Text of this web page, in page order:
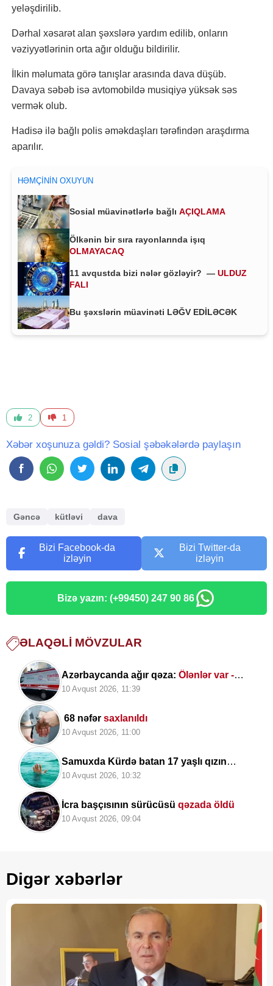
yeləşdirilib.
Dərhal xəsarət alan şəxslərə yardım edilib, onların
vəziyyətlərinin orta ağır olduğu bildirilir.
İlkin məlumata görə tanışlar arasında dava düşüb.
Davaya səbəb isə avtomobildə musiqiyə yüksək səs
vermək olub.
Hadisə ilə bağlı polis əməkdaşları tərəfindən araşdırma
aparılır.
HƏMÇININ OXUYUN
Sosial müavinətlərlə bağlı AÇIQLAMA
Ölkənin bir sıra rayonlarında işıq
OLMAYACAQ
11 avqustda bizi nələr gözləyir? — ULDUZ
FALI
Bu şəxslərin müavinəti LƏĞV EDİLƏCƏK
2 1
Xəbər xoşunuza gəldi? Sosial şəbəkələrdə paylaşın
Gəncə kütləvi dava
Bizi Facebook-da
izləyin
Bizi Twitter-da
izləyin
Bizə yazın: (+99450) 247 90 86
ƏLAQƏLI MÖVZULAR
Azərbaycanda ağır qəza: Ölənlər var -
ADLAR
10 Avqust 2026, 11:39
68 nəfər saxlanıldı
10 Avqust 2026, 11:00
Samuxda Kürdə batan 17 yaşlı qızın
meyititapıldı
10 Avqust 2026, 10:32
İcra başçısının sürücüsü qəzada öldü
10 Avqust 2026, 09:04
Digər xəbərlər